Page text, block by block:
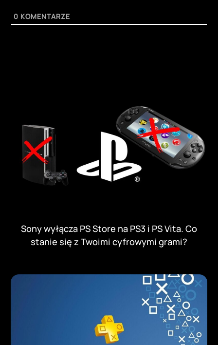
0 KOMENTARZE
Sony wyłącza PS Store na PS3 i PS Vita. Co
stanie się z Twoimi cyfrowymi grami?